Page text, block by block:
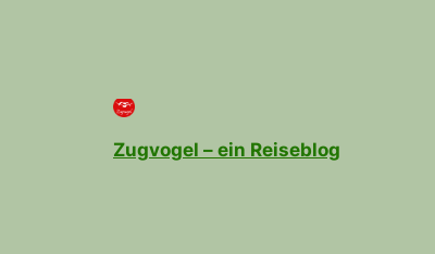
Zugvogel – ein Reiseblog